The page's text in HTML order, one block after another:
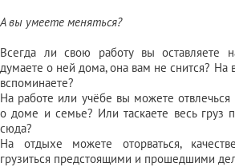
А вы умеете меняться?
Всегда ли свою работу вы оставляете
думаете о ней дома, она вам не снится?
вспоминаете?
На работе или учёбе вы можете отвлечься
о доме и семье? Или таскаете весь груз
сюда?
На отдыхе можете оторваться,
грузиться предстоящими и прошедшими